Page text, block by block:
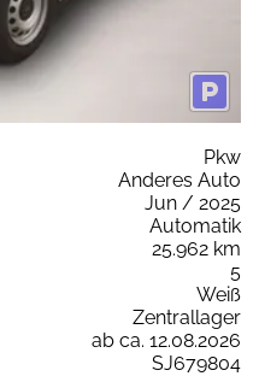
Pkw
Anderes Auto
Jun / 2025
Automatik
25.962 km
5
Weiß
Zentrallager
ab ca. 12.08.2026
SJ679804